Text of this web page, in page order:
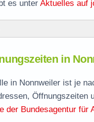
es unter Aktuelles auf
in
und Bürgergeld
– zuständige
und Jobbörse in
in
in Nonnweiler ist je
Öffnungszeiten
der Bundesagentur für